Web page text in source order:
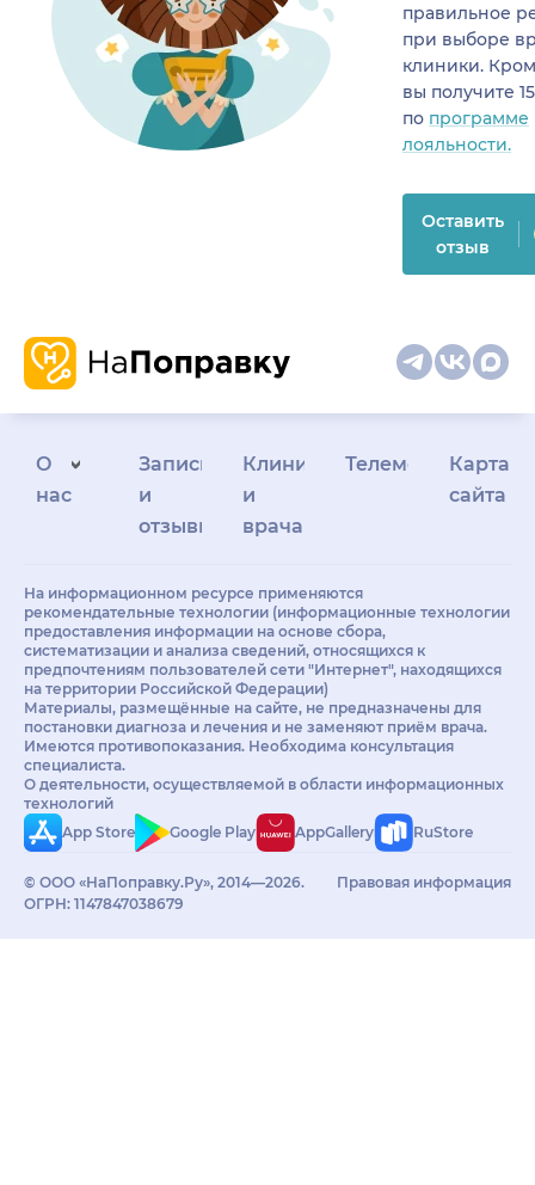
правильное
при выборе
клиники.
вы получите
по программе
лояльности.
Оставить
отзыв
О
нас
Запись
и
отзывы
Клиникам
и
врачам
Телемедицина
Карта
сайта
На информационном ресурсе применяются
рекомендательные технологии (информационные технологии
предоставления информации на основе сбора,
систематизации и анализа сведений, относящихся к
предпочтениям пользователей сети "Интернет", находящихся
на территории Российской Федерации)
Материалы, размещённые на сайте, не предназначены для
постановки диагноза и лечения и не заменяют приём врача.
Имеются противопоказания. Необходима консультация
специалиста.
О деятельности, осуществляемой в области информационных
технологий
App Store
Google Play AppGallery RuStore
© ООО «НаПоправку.Ру», 2014—2026.
ОГРН: 1147847038679
Правовая информация